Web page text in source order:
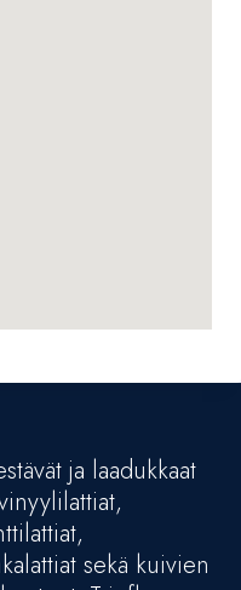
ja laadukkaat
sekä kuivien